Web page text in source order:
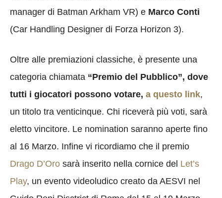
manager di Batman Arkham VR) e Marco Conti
(Car Handling Designer di Forza Horizon 3).
Oltre alle premiazioni classiche, è presente una
categoria chiamata “Premio del Pubblico”, dove
tutti i giocatori possono votare, a questo link,
un titolo tra venticinque. Chi riceverà più voti, sarà
eletto vincitore. Le nomination saranno aperte fino
al 16 Marzo. Infine vi ricordiamo che il premio
Drago D’Oro sarà inserito nella cornice del Let’s
Play, un evento videoludico creato da AESVI nel